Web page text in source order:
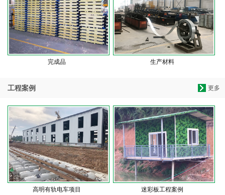
完成品 生产材料
更多
工程案例
高明有轨电车项目 迷彩板工程案例